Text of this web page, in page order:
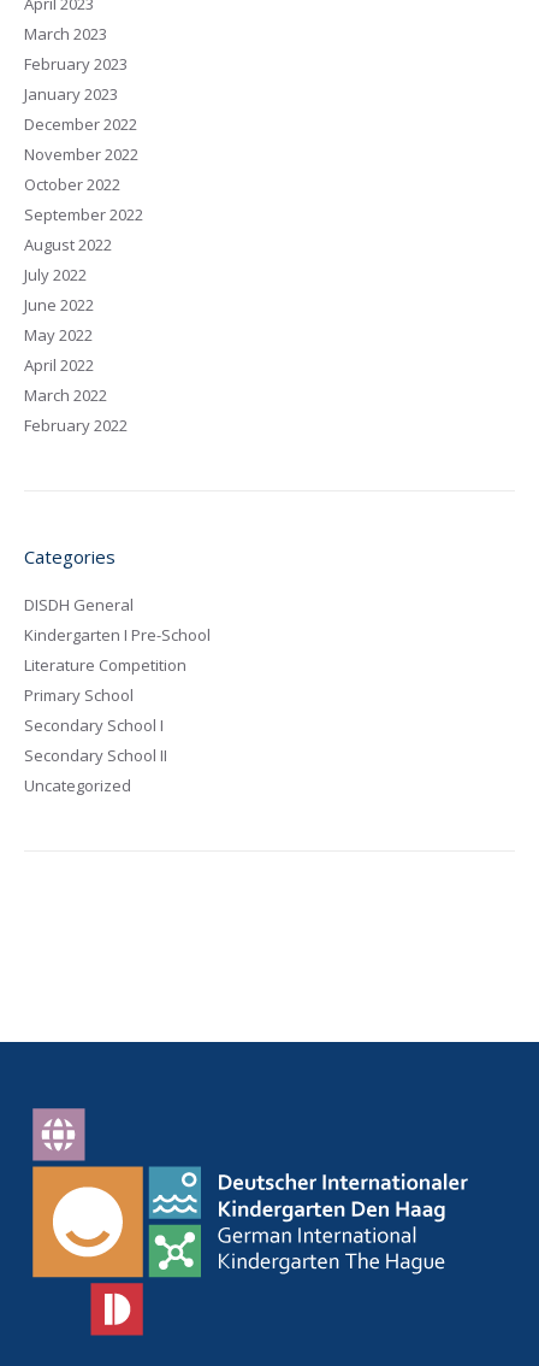
March 2023
February 2023
January 2023
December 2022
November 2022
October 2022
September 2022
August 2022
July 2022
June 2022
May 2022
April 2022
March 2022
February 2022
Categories
DISDH General
Kindergarten I Pre-School
Literature Competition
Primary School
Secondary School I
Secondary School II
Uncategorized